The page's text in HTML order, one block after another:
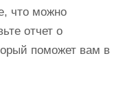
что можно
отчет о
поможет вам в